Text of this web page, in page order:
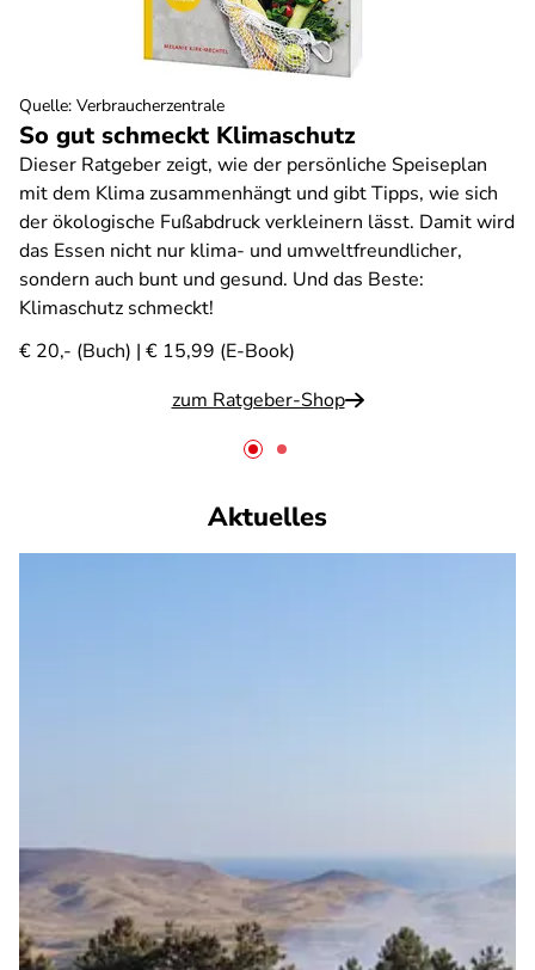
So gut schmeckt Klimaschutz
Dieser Ratgeber zeigt, wie der persönliche Speiseplan
mit dem Klima zusammenhängt und gibt Tipps, wie sich
der ökologische Fußabdruck verkleinern lässt. Damit wird
das Essen nicht nur klima- und umweltfreundlicher,
sondern auch bunt und gesund. Und das Beste:
Klimaschutz schmeckt!
€ 20,- (Buch) | € 15,99 (E-Book)
zum Ratgeber-Shop
Quelle: Verbraucherzentrale
Aktuelles